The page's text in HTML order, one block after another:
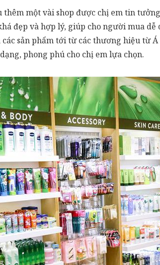
một vài shop được chị em tin
đẹp và hợp lý, giúp cho người mua
sản phẩm tới từ các thương hiệu từ
phong phú cho chị em lựa chọn.